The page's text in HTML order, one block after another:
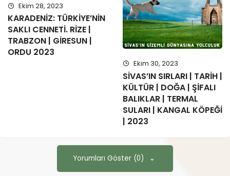
Ekim 28, 2023
KARADENİZ: TÜRKİYE’NİN
SAKLI CENNETİ. RİZE |
TRABZON | GİRESUN |
ORDU 2023
Ekim 30, 2023
SİVAS’IN SIRLARI | TARİH |
KÜLTÜR | DOĞA | ŞİFALI
BALIKLAR | TERMAL
SULARI | KANGAL KÖPEĞİ
| 2023
Yorumları Göster (0)